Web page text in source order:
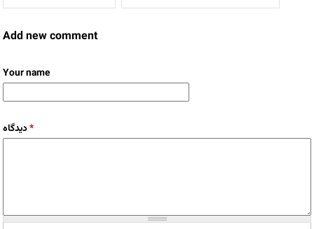
Add new comment
Your name
دیدگاه*